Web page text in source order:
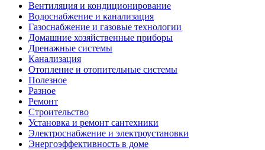
Вентиляция и кондиционирование
Водоснабжение и канализация
Газоснабжение и газовые технологии
Домашние хозяйственные приборы
Дренажные системы
Канализация
Отопление и отопительные системы
Полезное
Разное
Ремонт
Строительство
Установка и ремонт сантехники
Электроснабжение и электроустановки
Энергоэффективность в доме